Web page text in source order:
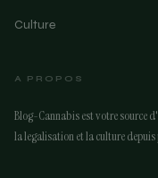
Culture
A PROPOS
Blog-Cannabis est votre source
la legalisation et la culture depuis